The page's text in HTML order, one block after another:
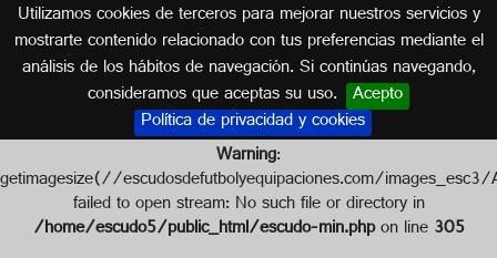
Utilizamos cookies de terceros para mejorar nuestros servicios y
mostrarte contenido relacionado con tus preferencias mediante el
análisis de los hábitos de navegación. Si continúas navegando,
consideramos que aceptas su uso. Acepto
Política de privacidad y cookies
Escudo de PERSIGI SIGI
INDONESIA
Warning:
getimagesize(//escudosdefutbolyequipaciones.com/
failed to open stream: No such file or directory in
/home/escudo5/public_html/escudo-min.phpon line305